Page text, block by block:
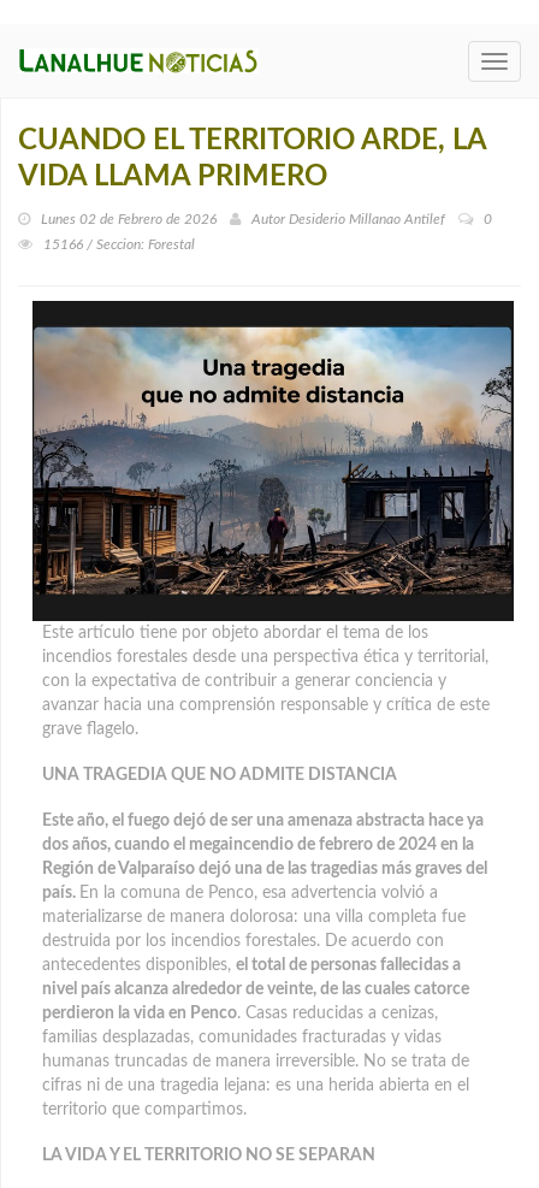
CUANDO EL TERRITORIO ARDE, LA
VIDA LLAMA PRIMERO
Lunes 02 de Febrero de 2026 Autor Desiderio Millanao Antilef
0
15166 / Seccion: Forestal
Este artículo tiene por objeto abordar el tema de los
incendios forestales desde una perspectiva ética y territorial,
con la expectativa de contribuir a generar conciencia y
avanzar hacia una comprensión responsable y crítica de este
grave flagelo.
UNA TRAGEDIA QUE NO ADMITE DISTANCIA
Este año, el fuego dejó de ser una amenaza abstracta hace ya
dos años, cuando el megaincendio de febrero de 2024 en la
Región de Valparaíso dejó una de las tragedias más graves del
país. En la comuna de Penco, esa advertencia volvió a
materializarse de manera dolorosa: una villa completa fue
destruida por los incendios forestales. De acuerdo con
antecedentes disponibles, el total de personas fallecidas a
nivel país alcanza alrededor de veinte, de las cuales catorce
perdieron la vida en Penco. Casas reducidas a cenizas,
familias desplazadas, comunidades fracturadas y vidas
humanas truncadas de manera irreversible. No se trata de
cifras ni de una tragedia lejana: es una herida abierta en el
territorio que compartimos.
LA VIDA Y EL TERRITORIO NO SE SEPARAN